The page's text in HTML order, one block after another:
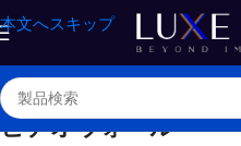
本文へスキップ
ビデオウォール